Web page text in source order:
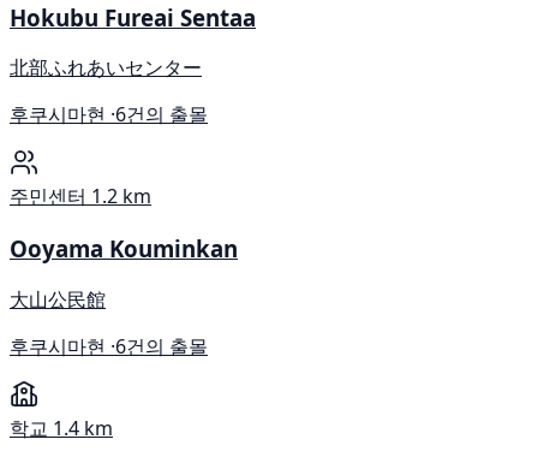
Hokubu Fureai Sentaa
北部ふれあいセンター
후쿠시마현 ·6건의 출몰
주민센터 1.2 km
Ooyama Kouminkan
大山公民館
후쿠시마현 ·6건의 출몰
학교 1.4 km